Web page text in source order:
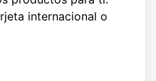
internacional o